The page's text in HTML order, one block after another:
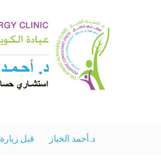
د.أحمد الخباز قبل زيارة